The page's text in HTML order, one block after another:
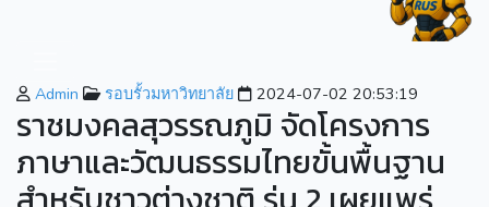
Admin รอบรั้วมหาวิทยาลัย 2024-07-02 20:53:19
ราชมงคลสุวรรณภูมิ จัดโครงการ
ภาษาและวัฒนธรรมไทยขั้นพื้นฐาน